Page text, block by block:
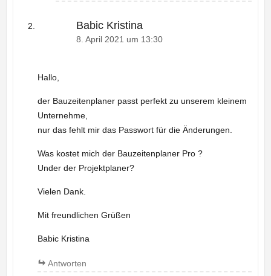
Babic Kristina
8. April 2021 um 13:30
Hallo,
der Bauzeitenplaner passt perfekt zu unserem kleinem
Unternehme,
nur das fehlt mir das Passwort für die Änderungen.
Was kostet mich der Bauzeitenplaner Pro ?
Under der Projektplaner?
Vielen Dank.
Mit freundlichen Grüßen
Babic Kristina
Antworten